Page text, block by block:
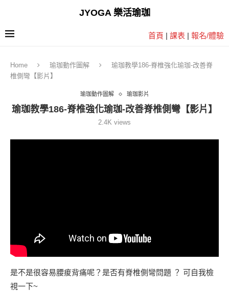
JYOGA 樂活瑜珈
首頁 | 課表 | 報名/體驗
Home 瑜珈動作圖解
瑜珈教學186-脊椎強化瑜珈-改善脊
椎側彎【影片】
瑜珈動作圖解 瑜珈影片
瑜珈教學186-脊椎強化瑜珈-改善脊椎側彎【影片】
2.4K views
是不是很容易腰痠背痛呢？是否有脊椎側彎問題 ？ 可自我檢
視一下~